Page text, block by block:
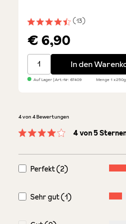
Durchschnittliche
(13)
€ 6,90
Große Tortellini mit Trüffel
In den
Auf Lager| Art.-Nr:67409 Menge1 x
4 von 4 Bewertungen
4 von 5
Perfekt (2)
Sehr gut (1)